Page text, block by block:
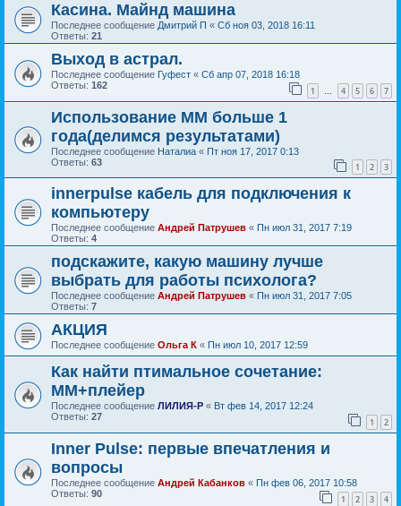
Касина. Майнд машина
Последнее сообщение Дмитрий П « Сб ноя 03, 2018 16:11
Ответы: 21
Выход в астрал.
Последнее сообщение Гуфест « Сб апр 07, 2018 16:18
Ответы: 162 1 … 4 5 6 7
Использование ММ больше 1
года(делимся результатами)
Последнее сообщение Наталиа « Пт ноя 17, 2017 0:13
Ответы: 63 1 2 3
innerpulse кабель для подключения к
компьютеру
Последнее сообщение Андрей Патрушев « Пн июл 31, 2017 7:19
Ответы: 4
подскажите, какую машину лучше
выбрать для работы психолога?
Последнее сообщение Андрей Патрушев « Пн июл 31, 2017 7:05
Ответы: 7
АКЦИЯ
Последнее сообщение Ольга К « Пн июл 10, 2017 12:59
Как найти птимальное сочетание:
ММ+плейер
Последнее сообщение ЛИЛИЯ-Р « Вт фев 14, 2017 12:24
Ответы: 27 1 2
Inner Pulse: первые впечатления и
вопросы
Последнее сообщение Андрей Кабанков « Пн фев 06, 2017 10:58
Ответы: 90 1 2 3 4